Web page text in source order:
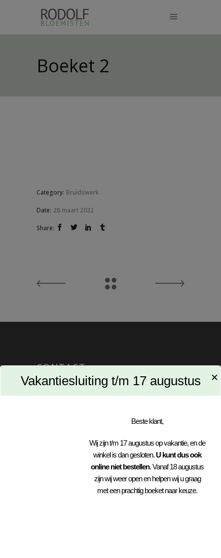
Boeket 2
Category: Bruidswerk
Date: 28 maart 2022
Share:
CONTACT
Laurentiusstraat 2a
BTW: NL003768322B61
Vakantiesluiting t/m 17 augustus ✕
Beste klant,
Wij zijn t/m 17 augustus op vakantie, en de
winkel is dan gesloten.U kunt dus ook
online niet bestellen. Vanaf 18 augustus
zijn wij weer open en helpen wij u graag
met een prachtig boeket naar keuze.